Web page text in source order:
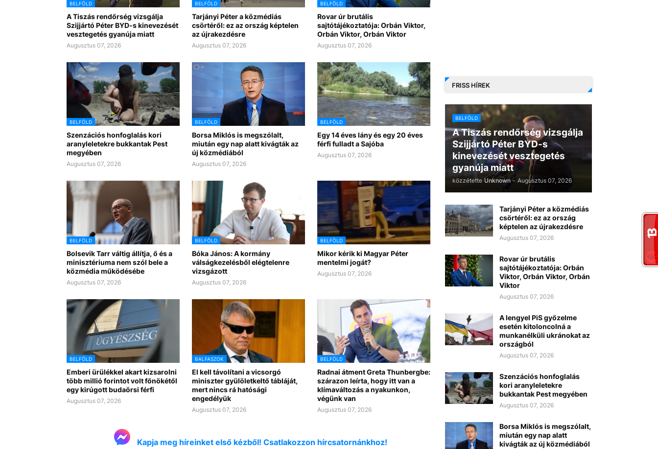
BELFÖLD
A Tiszás rendőrség vizsgálja
Szijjártó Péter BYD-s kinevezését
vesztegetés gyanúja miatt
Augusztus 07, 2026
BELFÖLD
Tarjányi Péter a közmédiás
csörtéről: ez az ország képtelen
az újrakezdésre
Augusztus 07, 2026
BELFÖLD
Rovar úr brutális
sajtótájékoztatója: Orbán Viktor,
Orbán Viktor, Orbán Viktor
Augusztus 07, 2026
BELFÖLD
Szenzációs honfoglalás kori
aranyleletekre bukkantak Pest
megyében
Augusztus 07, 2026
BELFÖLD
Borsa Miklós is megszólalt,
miután egy nap alatt kivágták az
új közmédiából
Augusztus 07, 2026
BELFÖLD
Egy 14 éves lány és egy 20 éves
férfi fulladt a Sajóba
Augusztus 07, 2026
BELFÖLD
Bolsevik Tarr váltig állítja, ő és a
minisztériuma nem szól bele a
közmédia működésébe
Augusztus 07, 2026
BELFÖLD
Bóka János: A kormány
válságkezelésből elégtelenre
vizsgázott
Augusztus 07, 2026
BELFÖLD
Mikor kérik ki Magyar Péter
mentelmi jogát?
Augusztus 07, 2026
BELFÖLD
Emberi ürülékkel akart kizsarolni
több millió forintot volt főnökétől
egy kirúgott budaörsi férfi
Augusztus 07, 2026
BALFASZOK
El kell távolítani a vicsorgó
miniszter gyülöletkeltő tábláját,
mert nincs rá hatósági
engedélyük
Augusztus 07, 2026
BELFÖLD
Radnai átment Greta Thunbergbe:
szárazon leírta, hogy itt van a
klímaváltozás a nyakunkon,
végünk van
Augusztus 07, 2026
Kapja meg híreinket első kézből! Csatlakozzon hírcsatornánkhoz!
FRISS HÍREK
BELFÖLD
A Tiszás rendőrség vizsgálja
Szijjártó Péter BYD-s
kinevezését vesztegetés
gyanúja miatt
közzétette Unknown - Augusztus 07, 2026
Tarjányi Péter a közmédiás
csörtéről: ez az ország
képtelen az újrakezdésre
Augusztus 07, 2026
Rovar úr brutális
sajtótájékoztatója: Orbán
Viktor, Orbán Viktor, Orbán
Viktor
Augusztus 07, 2026
A lengyel PiS győzelme
esetén kitoloncolná a
munkanélküli ukránokat az
országból
Augusztus 07, 2026
Szenzációs honfoglalás
kori aranyleletekre
bukkantak Pest megyében
Augusztus 07, 2026
Borsa Miklós is megszólalt,
miután egy nap alatt
kivágták az új közmédiából